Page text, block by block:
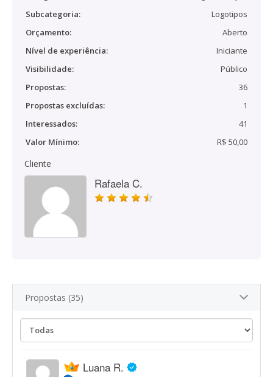
Subcategoria:
Logotipos
Orçamento:
Aberto
Nível de experiência:
Iniciante
Visibilidade:
Público
Propostas:
36
Propostas excluídas:
1
Interessados:
41
Valor Mínimo:
R$ 50,00
Cliente
Rafaela C.
Propostas (35)
Luana R.